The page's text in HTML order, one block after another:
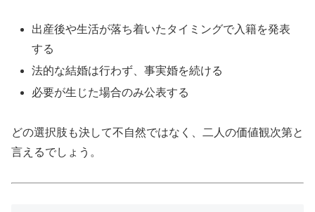
出産後や生活が落ち着いたタイミングで入籍を発表
する
法的な結婚は行わず、事実婚を続ける
必要が生じた場合のみ公表する
どの選択肢も決して不自然ではなく、二人の価値観次第と
言えるでしょう。